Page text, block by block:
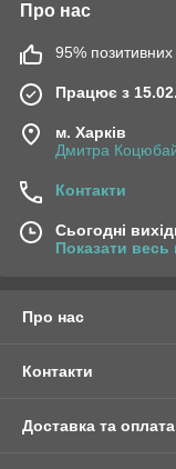
Про нас
95% позитивних
Працює з
м. Харків
Дмитра
Контакти
Сьогодні
Показати весь
Про нас
Контакти
Доставка та оплата